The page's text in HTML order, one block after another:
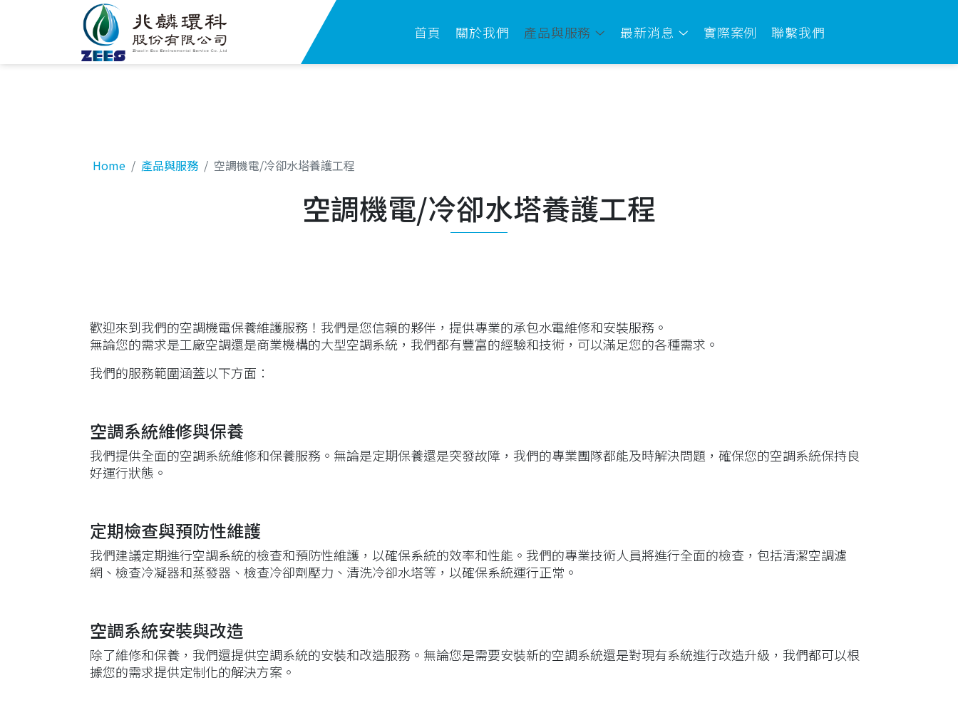
首頁 關於我們 產品與服務 最新消息 實際案例 聯繫我們
Home 產品與服務 空調機電/冷卻水塔養護工程
空調機電/冷卻水塔養護工程
歡迎來到我們的空調機電保養維護服務！我們是您信賴的夥伴，提供專業的承包水電維修和安裝服務。
無論您的需求是工廠空調還是商業機構的大型空調系統，我們都有豐富的經驗和技術，可以滿足您的各種需求。
我們的服務範圍涵蓋以下方面：
空調系統維修與保養
我們提供全面的空調系統維修和保養服務。無論是定期保養還是突發故障，我們的專業團隊都能及時解決問題，確保您的空調系統保持良
好運行狀態。
定期檢查與預防性維護
我們建議定期進行空調系統的檢查和預防性維護，以確保系統的效率和性能。我們的專業技術人員將進行全面的檢查，包括清潔空調濾
網、檢查冷凝器和蒸發器、檢查冷卻劑壓力、清洗冷卻水塔等，以確保系統運行正常。
空調系統安裝與改造
除了維修和保養，我們還提供空調系統的安裝和改造服務。無論您是需要安裝新的空調系統還是對現有系統進行改造升級，我們都可以根
據您的需求提供定制化的解決方案。